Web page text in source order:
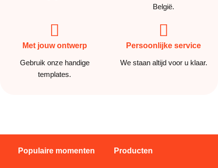
België.
Met jouw ontwerp
Gebruik onze handige
templates.
Persoonlijke service
We staan altijd voor u klaar.
Populaire momenten Producten